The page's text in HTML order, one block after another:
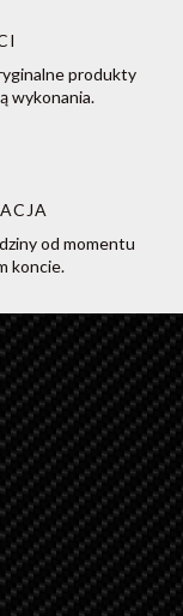
produkty
wykonania.
od momentu
koncie.